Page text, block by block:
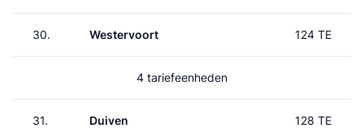
30. Westervoort 124 TE
4 tariefeenheden
31. Duiven 128 TE